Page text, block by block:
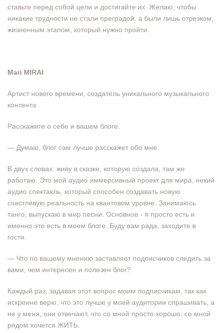
ставьте перед собой цели и достигайте их. Желаю, чтобы
никакие трудности не стали преградой, а были лишь отрезком,
жизненным этапом, который нужно пройти.
Mari MIRAI
Артист нового времени, создатель уникального музыкального
контента
Расскажите о себе и вашем блоге.
— Думаю, блог сам лучше расскажет обо мне.
В двух словах: живу в сказке, которую создала, там же
работаю. Это мой аудио иммерсивный проект для мира, некий
аудио спектакль, который способен создавать новую
счастливую реальность на квантовом уровне. Занимаюсь
танго, выпускаю в мир песни. Основное - я просто есть и
именно это есть в моем блоге. Буду вам рада, заходите в
гости.
— Что по вашему мнению заставляет подписчиков следить за
вами, чем интересен и полезен блог?
Каждый раз, задавая этот вопрос моим подписчикам, так как
искренне верю, что это лучше у моей аудитории спрашивать, а
не у меня, они отвечают, что со мной просто хорошо, со мной
рядом хочется ЖИТЬ.